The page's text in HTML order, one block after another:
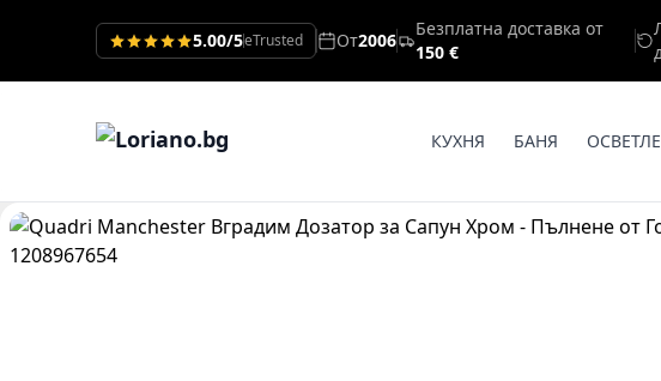
5.00/5eTrusted От2006
Безплатна доставка от
150 €
КУХНЯ БАНЯ